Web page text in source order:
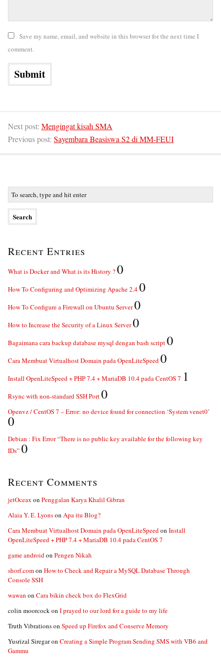
Save my name, email, and website in this browser for the next time I
comment.
Next post: Mengingat kisah SMA
Previous post: Sayembara Beasiswa S2 di MM-FEUI
Recent Entries
What is Docker and What is its History ?0
How To Configuring and Optimizing Apache 2.40
How To Configure a Firewall on Ubuntu Server0
How to Increase the Security of a Linux Server0
Bagaimana cara backup database mysql dengan bash script0
Cara Membuat Virtualhost Domain pada OpenLiteSpeed0
Install OpenLiteSpeed + PHP 7.4 + MariaDB 10.4 pada CentOS 7 1
Rsync with non-standard SSH Port0
Openvz / CentOS 7 – Error: no device found for connection ‘System venet0’
0
Debian : Fix Error “There is no public key available for the following key
IDs” 0
Recent Comments
jetOceax on Penggalan Karya Khalil Gibran
Alaia Y. E. Lyonson Apa itu Blog?
Cara Membuat Virtualhost Domain pada OpenLiteSpeedon Install
OpenLiteSpeed + PHP 7.4 + MariaDB 10.4 pada CentOS 7
game androidon Pengen Nikah
shorf.comon How to Check and Repair a MySQL Database Through
Console SSH
wawan on Cara bikin check box do FlexGrid
colin moorcockon I prayed to our lord for a guide to my life
Truth Vibrationson Speed up Firefox and Conserve Memory
Yusrizal Siregaron Creating a Simple Program Sending SMS with VB6 and
Gammu